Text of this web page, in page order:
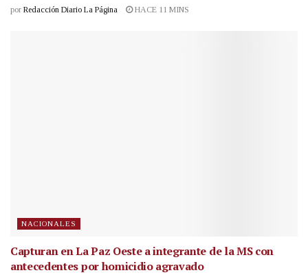
por Redacción Diario La Página HACE 11 MINS
NACIONALES
Capturan en La Paz Oeste a integrante de la MS con
antecedentes por homicidio agravado